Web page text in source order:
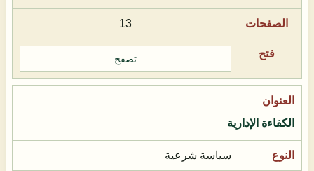
13
تصفح
الكفاءة الإدارية
سياسة شرعية